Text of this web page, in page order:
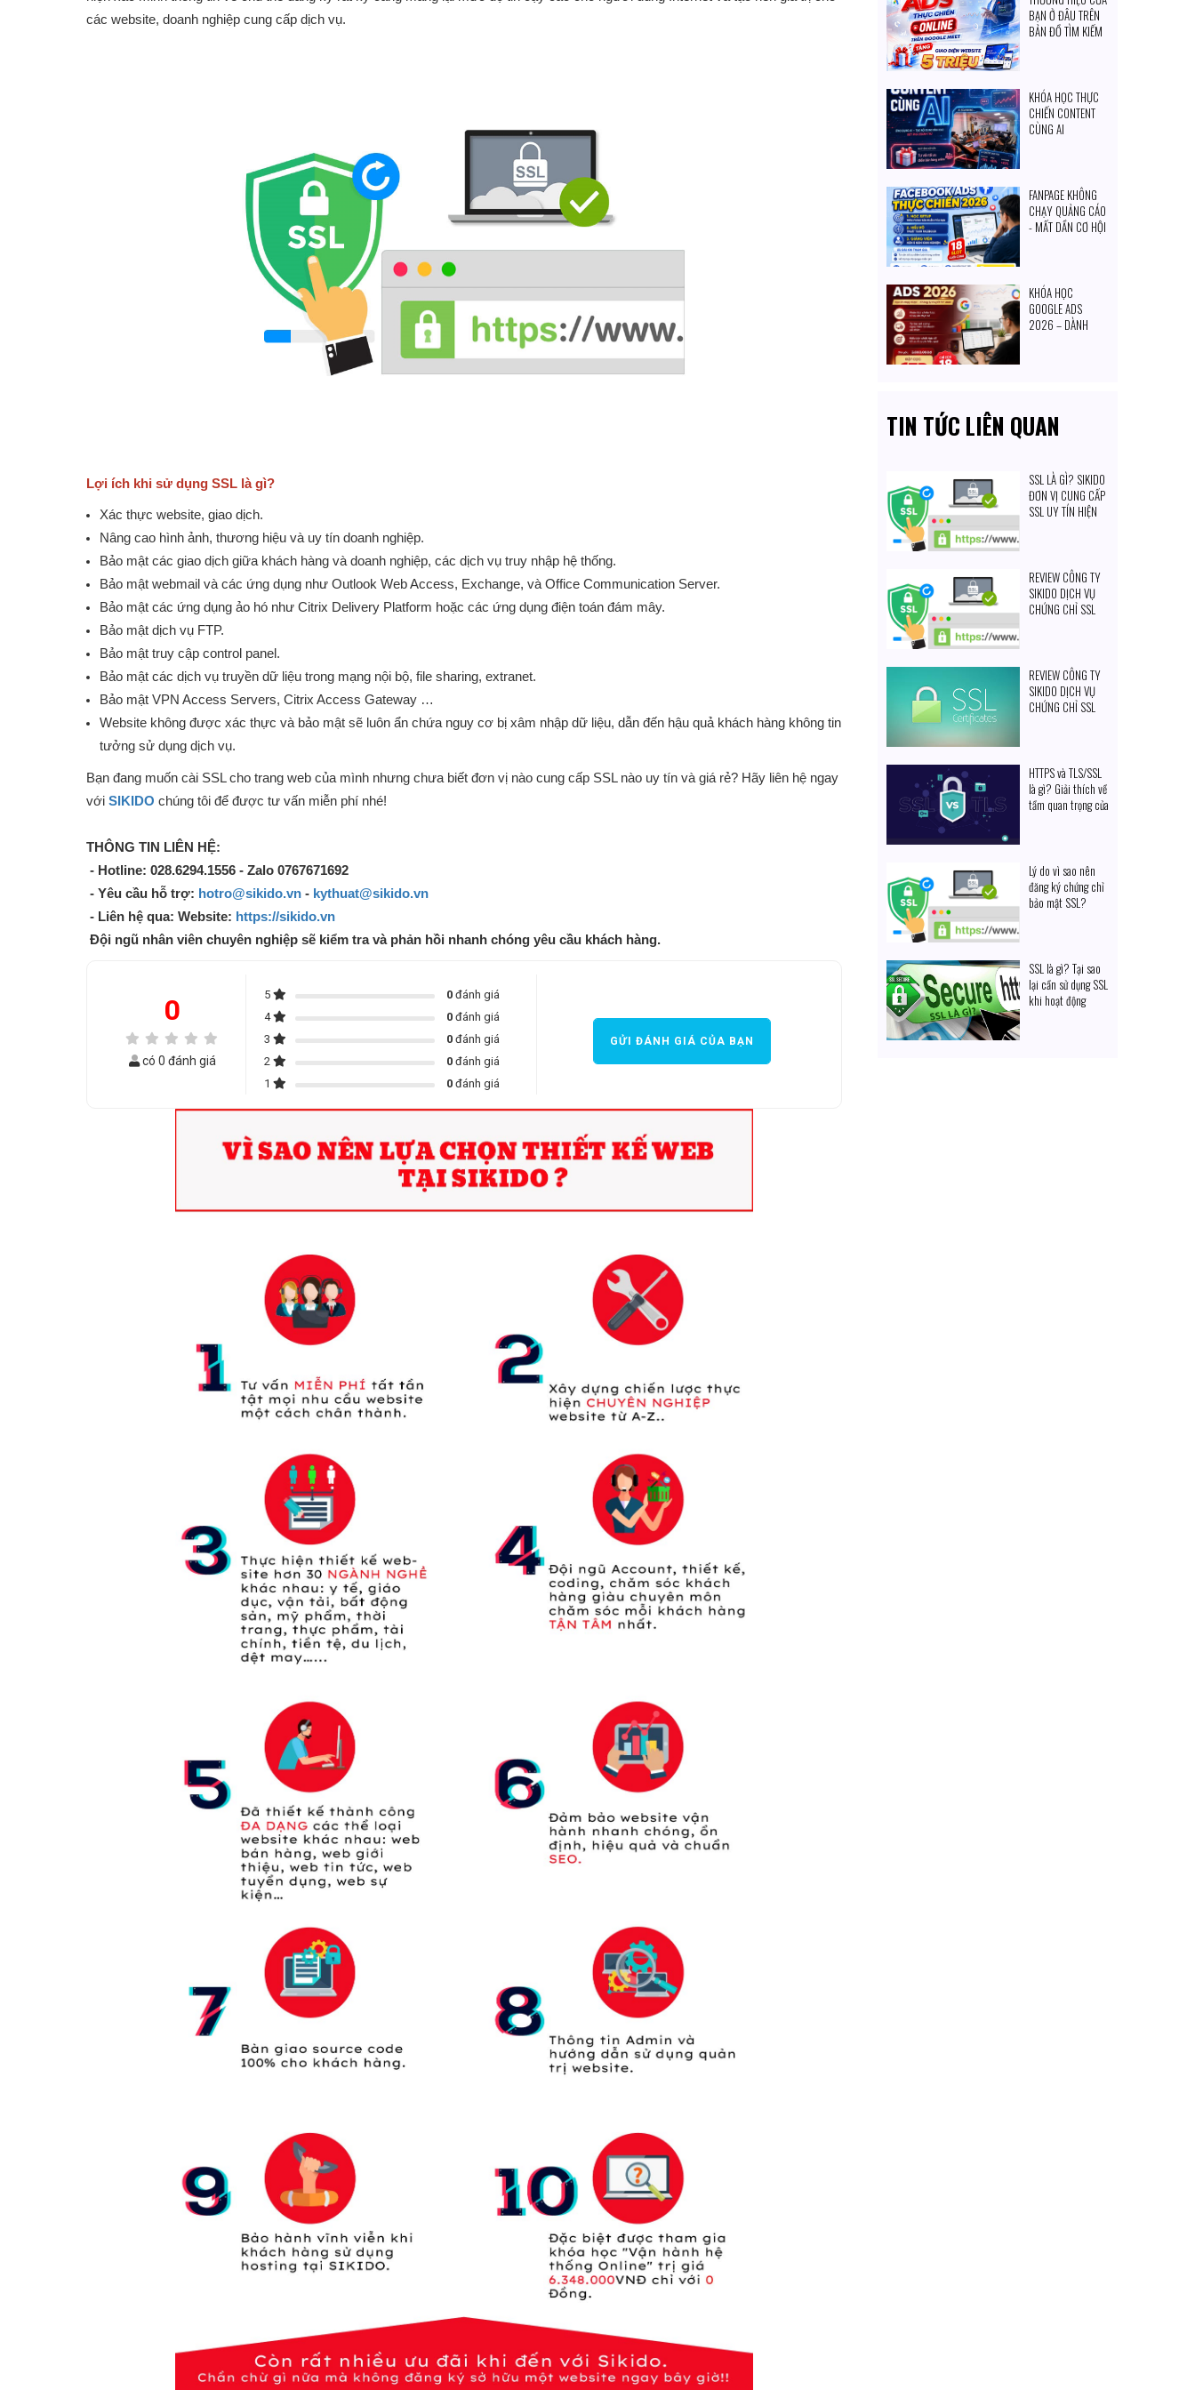
các website, doanh nghiệp cung cấp dịch vụ.
Lợi ích khi sử dụng SSL là gì?
Xác thực website, giao dịch.
Nâng cao hình ảnh, thương hiệu và uy tín doanh nghiệp.
Bảo mật các giao dịch giữa khách hàng và doanh nghiệp, các dịch vụ truy nhập hệ thống.
Bảo mật webmail và các ứng dụng như Outlook Web Access, Exchange, và Office Communication Server.
Bảo mật các ứng dụng ảo hó như Citrix Delivery Platform hoặc các ứng dụng điện toán đám mây.
Bảo mật dịch vụ FTP.
Bảo mật truy cập control panel.
Bảo mật các dịch vụ truyền dữ liệu trong mạng nội bộ, file sharing, extranet.
Bảo mật VPN Access Servers, Citrix Access Gateway …
Website không được xác thực và bảo mật sẽ luôn ẩn chứa nguy cơ bị xâm nhập dữ liệu, dẫn đến hậu quả khách hàng không tin
tưởng sử dụng dịch vụ.
Bạn đang muốn cài SSL cho trang web của mình nhưng chưa biết đơn vị nào cung cấp SSL nào uy tín và giá rẻ? Hãy liên hệ ngay
với SIKIDO chúng tôi để được tư vấn miễn phí nhé!
THÔNG TIN LIÊN HỆ:
- Hotline: 028.6294.1556 - Zalo 0767671692
- Yêu cầu hỗ trợ: hotro@sikido.vn - kythuat@sikido.vn
- Liên hệ qua: Website: https://sikido.vn
Đội ngũ nhân viên chuyên nghiệp sẽ kiểm tra và phản hồi nhanh chóng yêu cầu khách hàng.
0
có 0 đánh giá
5 0đánh giá
4
0đánh giá
3
0đánh giá
2
0đánh giá
1
0đánh giá
GỬI ĐÁNH GIÁ CỦA BẠN
BẠN Ở ĐÂU TRÊN
BẢN ĐỒ TÌM KIẾM
KHÓA HỌC THỰC
CHIẾN CONTENT
CÙNG AI
FANPAGE KHÔNG
CHẠY QUẢNG CÁO
- MẤT DẦN CƠ HỘI
KHÓA HỌC
GOOGLE ADS
2026 – DÀNH
TIN TỨC LIÊN QUAN
SSL LÀ GÌ? SIKIDO
ĐƠN VỊ CUNG CẤP
SSL UY TÍN HIỆN
REVIEW CÔNG TY
SIKIDO DỊCH VỤ
CHỨNG CHỈ SSL
REVIEW CÔNG TY
SIKIDO DỊCH VỤ
CHỨNG CHỈ SSL
HTTPS và TLS/SSL
là gì? Giải thích về
tầm quan trọng của
Lý do vì sao nên
đăng ký chứng chỉ
bảo mật SSL?
SSL là gì? Tại sao
lại cần sử dụng SSL
khi hoạt động